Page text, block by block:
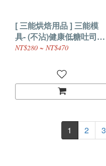
[ 三能烘焙用品 ] 三能模
具- (不沾)健康低糖吐司盒
(SN2066/SN2067)
NT$280 ~ NT$470
1 2 3